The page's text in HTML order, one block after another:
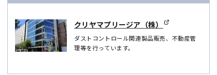
クリヤマプリージア（株）
ダストコントロール関連製品販売、不動産管
理等を行っています。